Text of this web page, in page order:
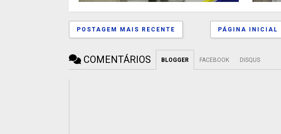
POSTAGEM MAIS RECENTE PÁGINA INICIAL
COMENTÁRIOS BLOGGER FACEBOOK DISQUS